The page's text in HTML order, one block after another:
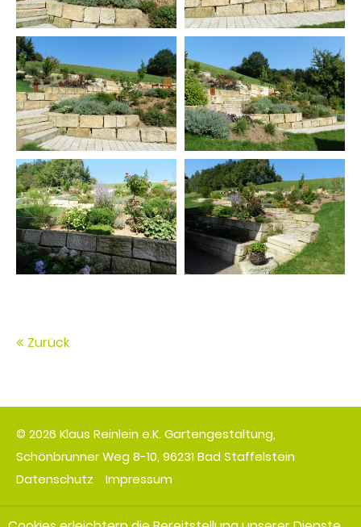
Zurück
© 2026 Klaus Reinlein e.K. Gartengestaltung,
Schönbrunner Weg 8-10, 96231 Bad Staffelstein
Datenschutz
Impressum